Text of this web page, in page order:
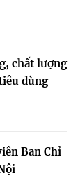
chất lượng
dùng
Ban Chỉ